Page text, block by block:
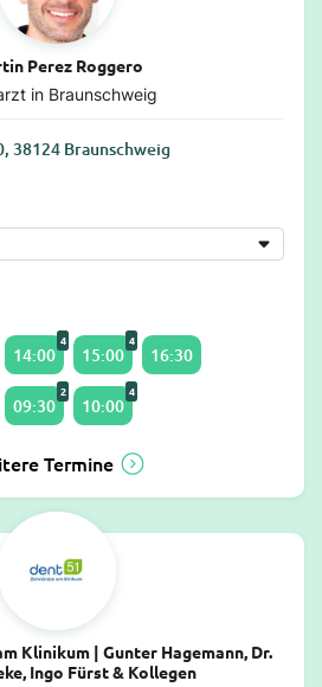
Perez Roggero
in Braunschweig
38124 Braunschweig
14:00
4
15:00
4
16:30
09:30
2
10:00
4
Termine
Klinikum | Gunter Hagemann, Dr.
Ingo Fürst & Kollegen